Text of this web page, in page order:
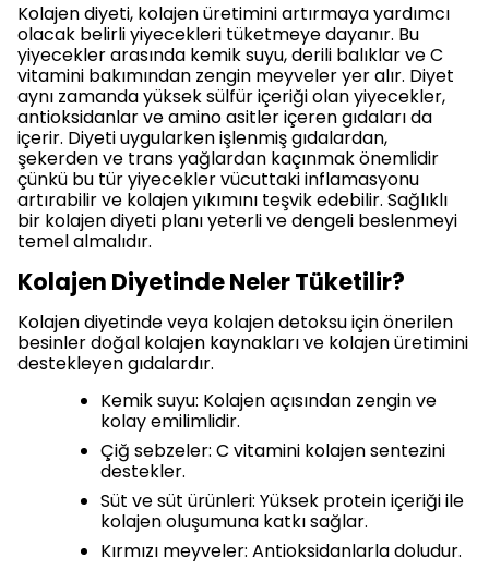
Kolajen diyeti, kolajen üretimini artırmaya yardımcı
olacak belirli yiyecekleri tüketmeye dayanır. Bu
yiyecekler arasında kemik suyu, derili balıklar ve C
vitamini bakımından zengin meyveler yer alır. Diyet
aynı zamanda yüksek sülfür içeriği olan yiyecekler,
antioksidanlar ve amino asitler içeren gıdaları da
içerir. Diyeti uygularken işlenmiş gıdalardan,
şekerden ve trans yağlardan kaçınmak önemlidir
çünkü bu tür yiyecekler vücuttaki inflamasyonu
artırabilir ve kolajen yıkımını teşvik edebilir. Sağlıklı
bir kolajen diyeti planı yeterli ve dengeli beslenmeyi
temel almalıdır.
Kolajen Diyetinde Neler Tüketilir?
Kolajen diyetinde veya kolajen detoksu için önerilen
besinler doğal kolajen kaynakları ve kolajen üretimini
destekleyen gıdalardır.
Kemik suyu: Kolajen açısından zengin ve
kolay emilimlidir.
Çiğ sebzeler: C vitamini kolajen sentezini
destekler.
Süt ve süt ürünleri: Yüksek protein içeriği ile
kolajen oluşumuna katkı sağlar.
Kırmızı meyveler: Antioksidanlarla doludur.